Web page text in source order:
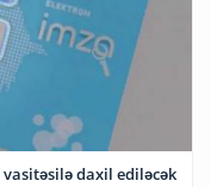
daxil ediləcək